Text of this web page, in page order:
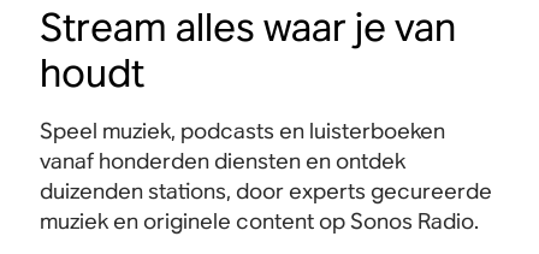
Stream alles waar je van
houdt
Speel muziek, podcasts en luisterboeken
vanaf honderden diensten en ontdek
duizenden stations, door experts gecureerde
muziek en originele content op Sonos Radio.